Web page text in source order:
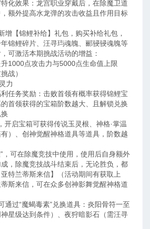
化效果：龙宫职业穿戴后，在除魔卫道
额外提高水龙弹的攻击收益且作用目标
增【锦鲤补给】礼包，购买补给礼包，
锦鲤碎片、汪寻玙魂魄、郦骎骎魂魄等
可激活本期挑战活动的增益：
1000点攻击力与5000点生命值上限
战）
力
任务奖励：击败首领有概率获得锦鲤宝
首领获得的宝箱阶数越大、且解锁兑换
开启宝箱可获得传说玉灵根、神格·掌温
）、创神觉醒神格道具等道具，阶数越
，可在除魔竞技中使用，使用后自身额外
，除魔竞技战斗结束后，无论胜负，都
特兰蒂斯来信】（活动期间有获取上
斯来信，可在众多创神影舞觉醒神格道
通过“魔蝎毒素”兑换道具：炎阳骨符一至
星级达到条件）、夜狩暗影石（需汪寻